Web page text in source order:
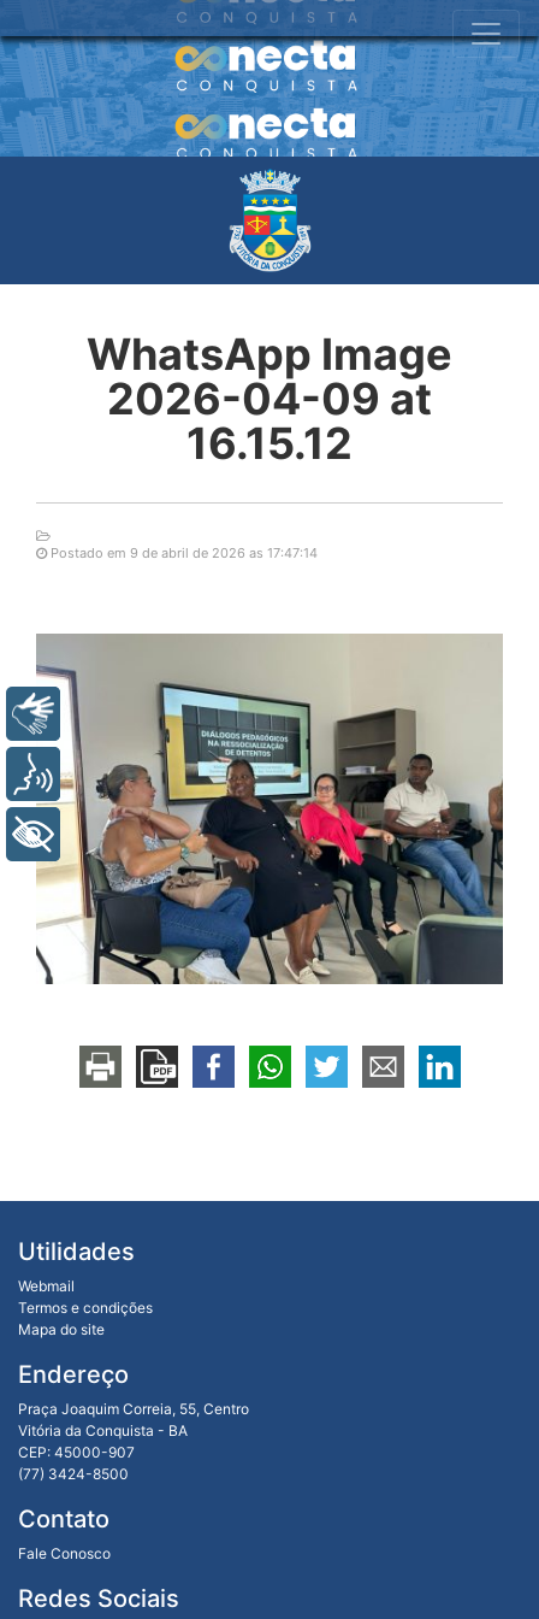
WhatsApp Image
2026-04-09 at
16.15.12
Postado em 9 de abril de 2026 as 17:47:14
Utilidades
Webmail
Termos e condições
Mapa do site
Endereço
Praça Joaquim Correia, 55, Centro
Vitória da Conquista - BA
CEP: 45000-907
(77) 3424-8500
Contato
Fale Conosco
Redes Sociais
Libras
Voz
+ Acessibilidade